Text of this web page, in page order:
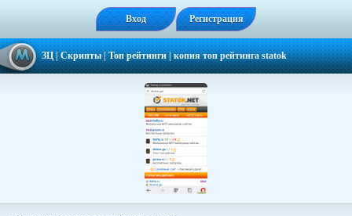
Вход Регистрация
ЗЦ|Скрипты|Топ рейтинги|копия топ рейтинга statok